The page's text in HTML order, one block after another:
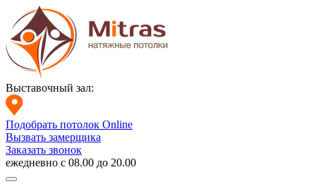
Выставочный зал:
Подобрать потолок Online
Вызвать замерщика
Заказать звонок
ежедневно с 08.00 до 20.00